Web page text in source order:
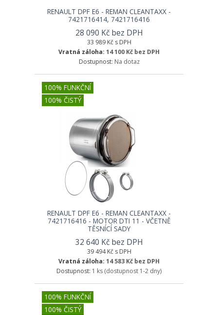
RENAULT DPF E6 - REMAN CLEANTAXX -
7421716414, 7421716416
28 090 Kč bez DPH
33 989 Kč s DPH
Vratná záloha: 14 100 Kč bez DPH
Dostupnost: Na dotaz
100% FUNKČNÍ
100% ČISTÝ
RENAULT DPF E6 - REMAN CLEANTAXX -
7421716416 - MOTOR DTI 11 - VČETNĚ
TĚSNÍCÍ SADY
32 640 Kč bez DPH
39 494 Kč s DPH
Vratná záloha: 14 583 Kč bez DPH
Dostupnost: 1 ks (dostupnost 1-2 dny)
100% FUNKČNÍ
100% ČISTÝ